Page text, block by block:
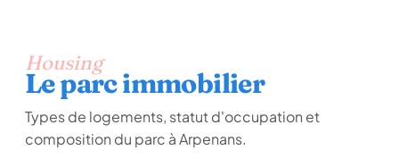
Housing
Le parc immobilier
Types de logements, statut d'occupation et
composition du parc à Arpenans.